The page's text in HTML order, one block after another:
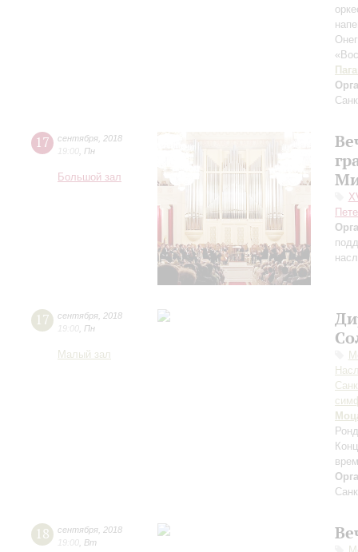
17 сентября 2018
19:00 Пн
Большой зал
17 сентября 2018
19:00 Пн
Малый зал
18 сентября 2018
19:00 Вт